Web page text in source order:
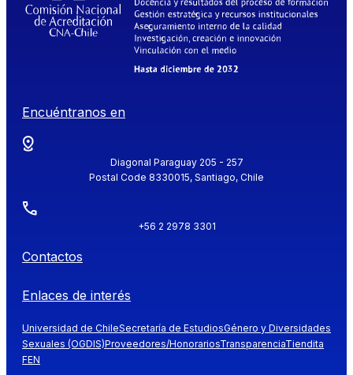
Encuéntranos en
Diagonal Paraguay 205 - 257
Postal Code 8330015, Santiago, Chile
+56 2 2978 3301
Contactos
Enlaces de interés
Universidad de ChileSecretaría de EstudiosGénero y Diversidades
Sexuales (OGDIS)Proveedores/HonorariosTransparenciaTiendita
FEN